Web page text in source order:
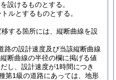
設けるものとする。
ルとするものとする。
する箇所には、縦断曲線を設
路の設計速度及び当該縦断曲線
断曲線の半径の欄に掲げる値
し、設計速度が1時間につき
第1級の道路にあっては、地形